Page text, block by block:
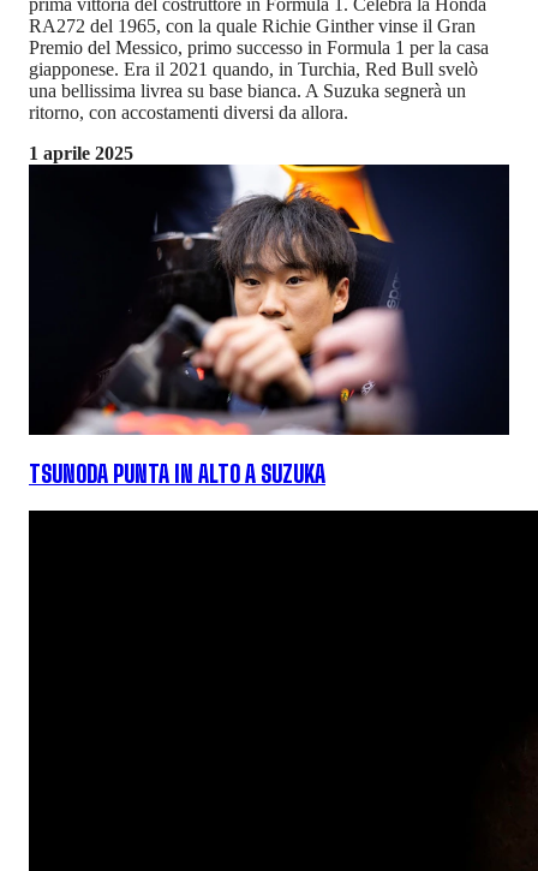
RA272 del 1965, con la quale Richie Ginther vinse il Gran
Premio del Messico, primo successo in Formula 1 per la casa
giapponese. Era il 2021 quando, in Turchia, Red Bull svelò
una bellissima livrea su base bianca. A Suzuka segnerà un
ritorno, con accostamenti diversi da allora.
1 aprile 2025
TSUNODA PUNTA IN ALTO A SUZUKA